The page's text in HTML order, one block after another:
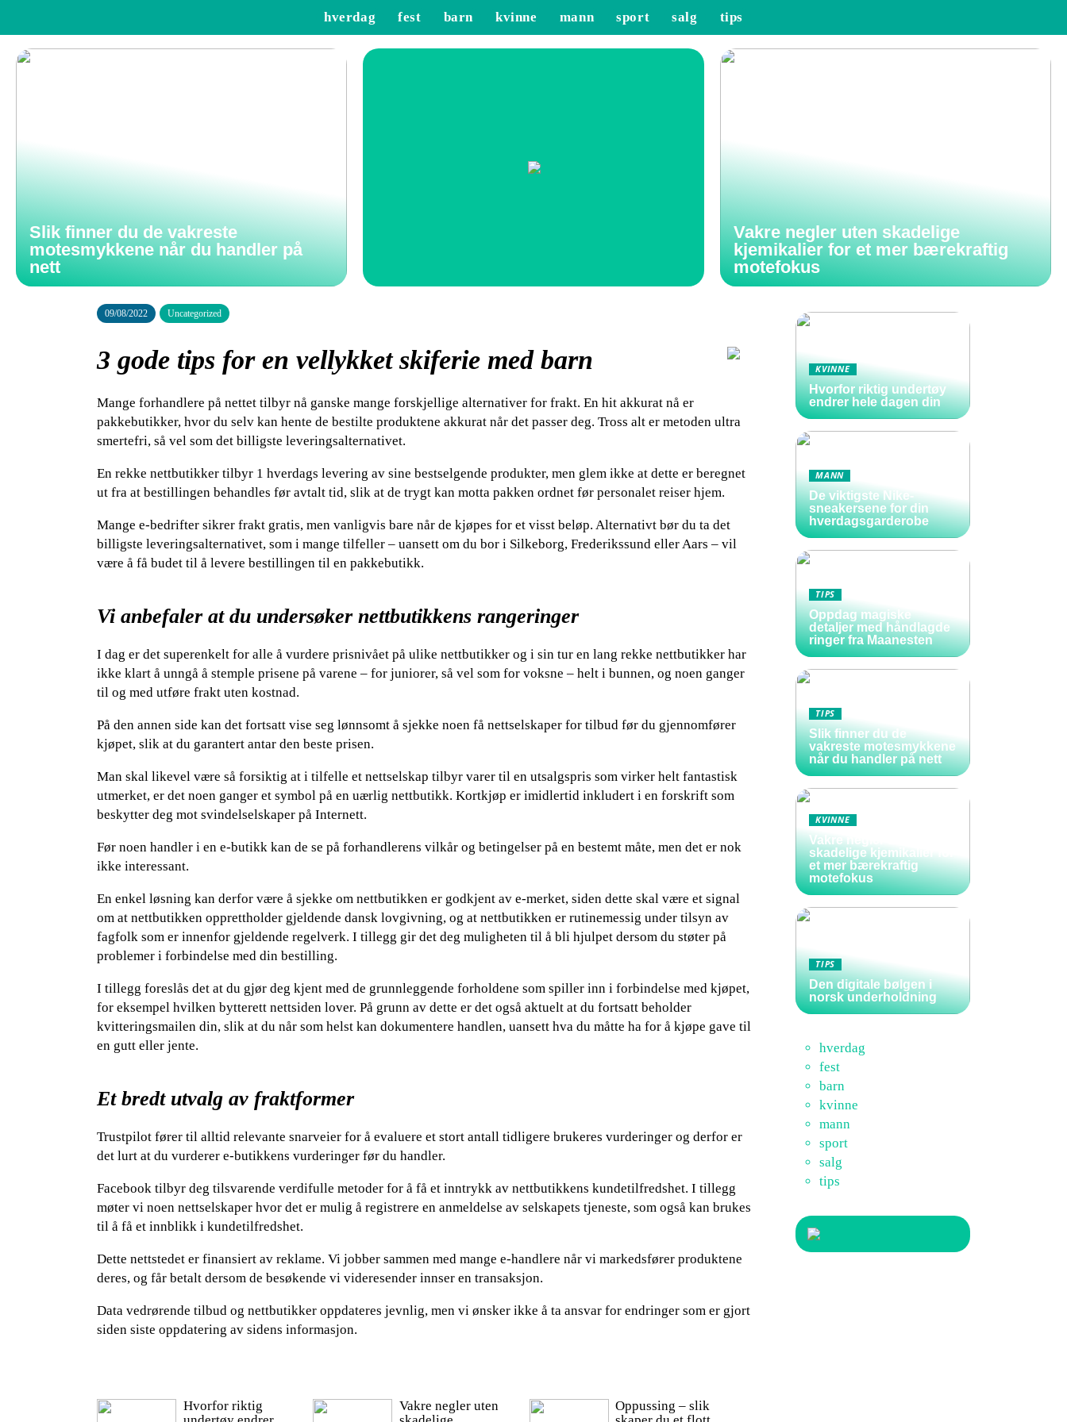
hverdag fest barn kvinne mann sport salg tips
Slik finner du de vakreste
motesmykkene når du handler på
nett
Vakre negler uten skadelige
kjemikalier for et mer bærekraftig
motefokus
09/08/2022 Uncategorized
3 gode tips for en vellykket skiferie med barn
Mange forhandlere på nettet tilbyr nå ganske mange forskjellige alternativer for frakt. En hit akkurat nå er
pakkebutikker, hvor du selv kan hente de bestilte produktene akkurat når det passer deg. Tross alt er metoden ultra
smertefri, så vel som det billigste leveringsalternativet.
En rekke nettbutikker tilbyr 1 hverdags levering av sine bestselgende produkter, men glem ikke at dette er beregnet
ut fra at bestillingen behandles før avtalt tid, slik at de trygt kan motta pakken ordnet før personalet reiser hjem.
Mange e-bedrifter sikrer frakt gratis, men vanligvis bare når de kjøpes for et visst beløp. Alternativt bør du ta det
billigste leveringsalternativet, som i mange tilfeller – uansett om du bor i Silkeborg, Frederikssund eller Aars – vil
være å få budet til å levere bestillingen til en pakkebutikk.
Vi anbefaler at du undersøker nettbutikkens rangeringer
I dag er det superenkelt for alle å vurdere prisnivået på ulike nettbutikker og i sin tur en lang rekke nettbutikker har
ikke klart å unngå å stemple prisene på varene – for juniorer, så vel som for voksne – helt i bunnen, og noen ganger
til og med utføre frakt uten kostnad.
På den annen side kan det fortsatt vise seg lønnsomt å sjekke noen få nettselskaper for tilbud før du gjennomfører
kjøpet, slik at du garantert antar den beste prisen.
Man skal likevel være så forsiktig at i tilfelle et nettselskap tilbyr varer til en utsalgspris som virker helt fantastisk
utmerket, er det noen ganger et symbol på en uærlig nettbutikk. Kortkjøp er imidlertid inkludert i en forskrift som
beskytter deg mot svindelselskaper på Internett.
Før noen handler i en e-butikk kan de se på forhandlerens vilkår og betingelser på en bestemt måte, men det er nok
ikke interessant.
En enkel løsning kan derfor være å sjekke om nettbutikken er godkjent av e-merket, siden dette skal være et signal
om at nettbutikken opprettholder gjeldende dansk lovgivning, og at nettbutikken er rutinemessig under tilsyn av
fagfolk som er innenfor gjeldende regelverk. I tillegg gir det deg muligheten til å bli hjulpet dersom du støter på
problemer i forbindelse med din bestilling.
I tillegg foreslås det at du gjør deg kjent med de grunnleggende forholdene som spiller inn i forbindelse med kjøpet,
for eksempel hvilken bytterett nettsiden lover. På grunn av dette er det også aktuelt at du fortsatt beholder
kvitteringsmailen din, slik at du når som helst kan dokumentere handlen, uansett hva du måtte ha for å kjøpe gave til
en gutt eller jente.
Et bredt utvalg av fraktformer
Trustpilot fører til alltid relevante snarveier for å evaluere et stort antall tidligere brukeres vurderinger og derfor er
det lurt at du vurderer e-butikkens vurderinger før du handler.
Facebook tilbyr deg tilsvarende verdifulle metoder for å få et inntrykk av nettbutikkens kundetilfredshet. I tillegg
møter vi noen nettselskaper hvor det er mulig å registrere en anmeldelse av selskapets tjeneste, som også kan brukes
til å få et innblikk i kundetilfredshet.
Dette nettstedet er finansiert av reklame. Vi jobber sammen med mange e-handlere når vi markedsfører produktene
deres, og får betalt dersom de besøkende vi videresender innser en transaksjon.
Data vedrørende tilbud og nettbutikker oppdateres jevnlig, men vi ønsker ikke å ta ansvar for endringer som er gjort
siden siste oppdatering av sidens informasjon.
Hvorfor riktig
Vakre negler uten
Oppussing – slik
KVINNE
Hvorfor riktig undertøy
endrer hele dagen din
MANN
De viktigste Nike-
sneakersene for din
hverdagsgarderobe
TIPS
Oppdag magiske
detaljer med håndlagde
ringer fra Maanesten
TIPS
Slik finner du de
vakreste motesmykkene
når du handler på nett
KVINNE
Vakre negler uten
skadelige kjemikalier for
et mer bærekraftig
motefokus
TIPS
Den digitale bølgen i
norsk underholdning
hverdag
fest
barn
kvinne
mann
sport
salg
tips